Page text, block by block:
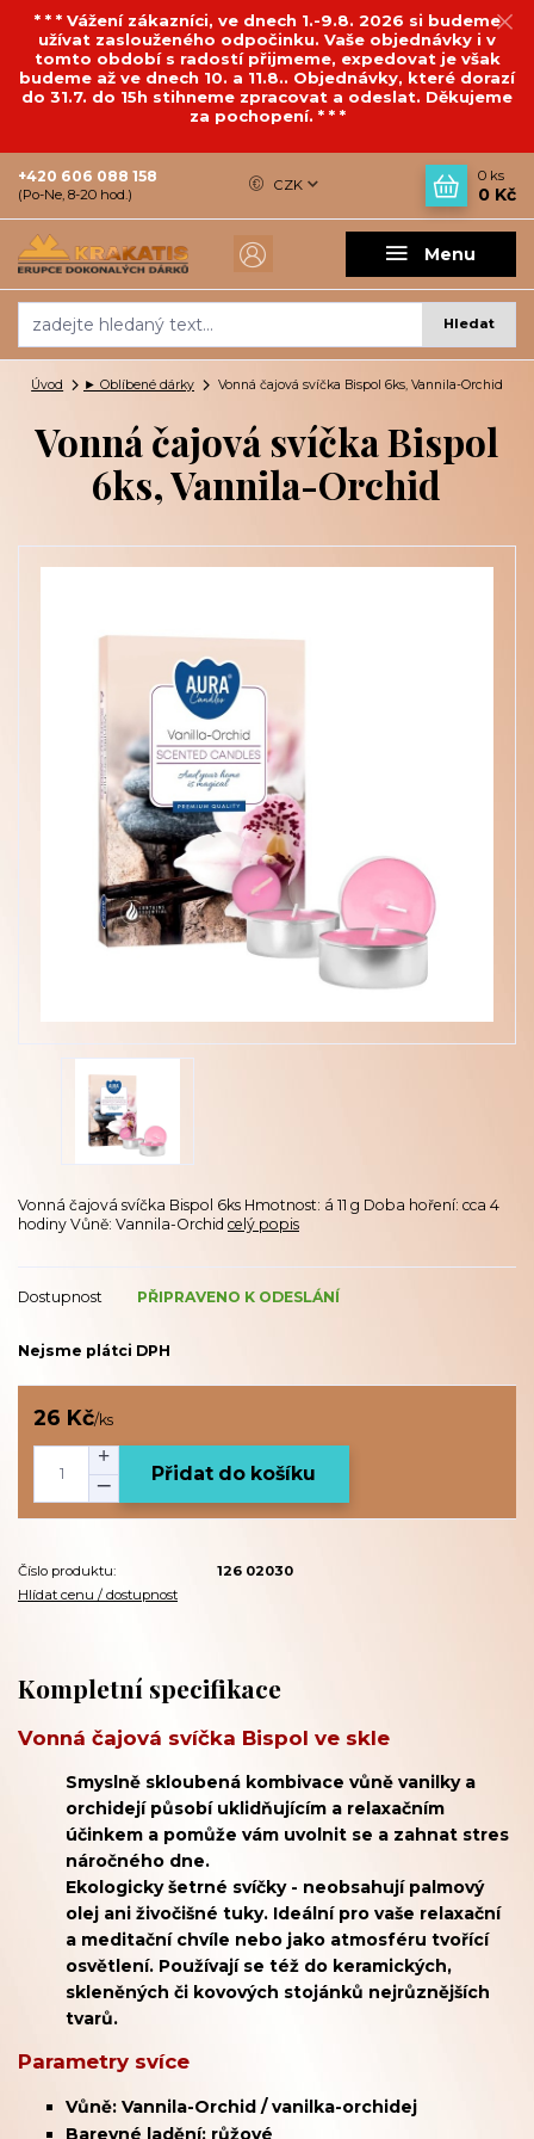
* * * Vážení zákazníci, ve dnech 1.-9.8. 2026 si budeme
užívat zaslouženého odpočinku. Vaše objednávky i v
tomto období s radostí přijmeme, expedovat je však
budeme až ve dnech 10. a 11.8.. Objednávky, které dorazí
do 31.7. do 15h stihneme zpracovat a odeslat. Děkujeme
za pochopení. * * *
Menu
CZK
Hledat
+420 606 088 158
(Po-Ne, 8-20 hod.)
0 ks
0 Kč
Úvod ► Oblíbené dárky Vonná čajová svíčka Bispol 6ks, Vannila-Orchid
Vonná čajová svíčka Bispol
6ks, Vannila-Orchid
Vonná čajová svíčka Bispol 6ks Hmotnost: á 11 g Doba hoření: cca 4
hodiny Vůně: Vannila-Orchid celý popis
Dostupnost PŘIPRAVENO K ODESLÁNÍ
Nejsme plátci DPH
26 Kč/ks
Přidat do košíku
Číslo produktu:
126 02030
Hlídat cenu / dostupnost
Kompletní specifikace
Vonná čajová svíčka Bispol ve skle
Smyslně skloubená kombivace vůně vanilky a
orchidejí působí uklidňujícím a relaxačním
účinkem a pomůže vám uvolnit se a zahnat stres
náročného dne.
Ekologicky šetrné svíčky - neobsahují palmový
olej ani živočišné tuky. Ideální pro vaše relaxační
a meditační chvíle nebo jako atmosféru tvořící
osvětlení. Používají se též do keramických,
skleněných či kovových stojánků nejrůznějších
tvarů.
Parametry svíce
Vůně: Vannila-Orchid / vanilka-orchidej
Barevné ladění: růžové